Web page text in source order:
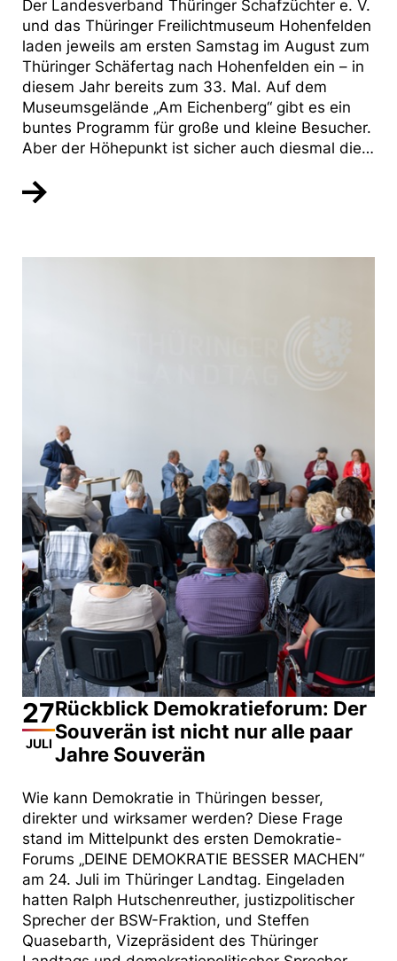
Der Landesverband Thüringer Schafzüchter e. V.
und das Thüringer Freilichtmuseum Hohenfelden
laden jeweils am ersten Samstag im August zum
Thüringer Schäfertag nach Hohenfelden ein – in
diesem Jahr bereits zum 33. Mal. Auf dem
Museumsgelände „Am Eichenberg“ gibt es ein
buntes Programm für große und kleine Besucher.
Aber der Höhepunkt ist sicher auch diesmal die…
27
JULI
Rückblick Demokratieforum: Der
Souverän ist nicht nur alle paar
Jahre Souverän
Wie kann Demokratie in Thüringen besser,
direkter und wirksamer werden? Diese Frage
stand im Mittelpunkt des ersten Demokratie-
Forums „DEINE DEMOKRATIE BESSER MACHEN“
am 24. Juli im Thüringer Landtag. Eingeladen
hatten Ralph Hutschenreuther, justizpolitischer
Sprecher der BSW-Fraktion, und Steffen
Quasebarth, Vizepräsident des Thüringer